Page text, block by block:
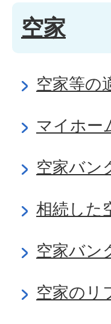
空家
空家等の
マイホー
空家バン
相続した
空家バン
空家のリ